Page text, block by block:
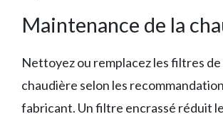
Maintenance de la
Nettoyez ou remplacez les filtres
chaudière selon les
fabricant. Un filtre encrassé réduit